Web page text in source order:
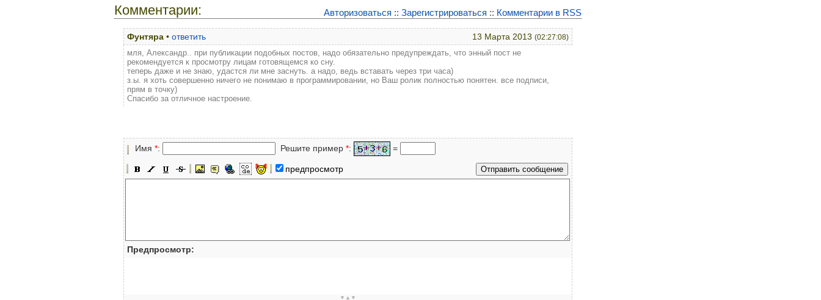
Авторизоваться :: Зарегистрироваться :: Комментарии в RSS
Комментарии:
13 Марта 2013 (02:27:08)
Фунтяра • ответить
мля, Александр.. при публикации подобных постов, надо обязательно предупреждать, что энный пост не
рекомендуется к просмотру лицам готовящемся ко сну.
теперь даже и не знаю, удастся ли мне заснуть. а надо, ведь вставать через три часа)
з.ы. я хоть совершенно ничего не понимаю в программировании, но Ваш ролик полностью понятен. все подписи,
прям в точку)
Спасибо за отличное настроение.
Имя *: Решите пример *: =
предпросмотр
Предпросмотр:
▼▲▼